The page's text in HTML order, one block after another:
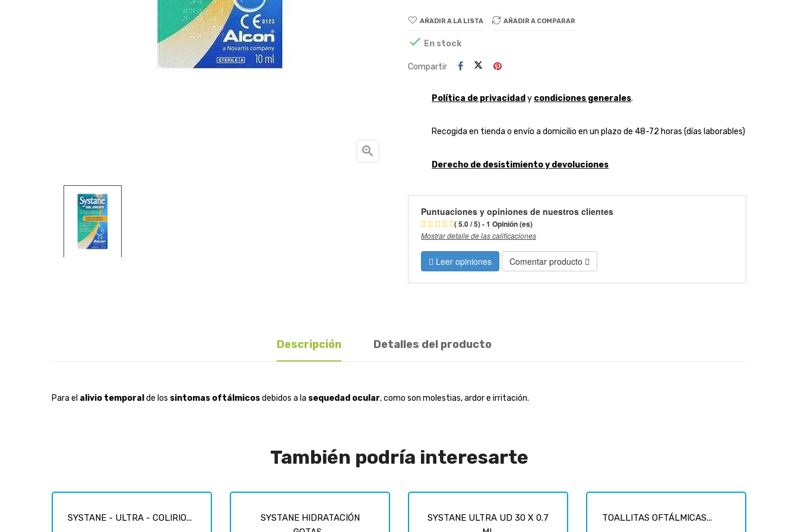

AÑADIR A LA LISTA AÑADIR A COMPARAR
 En stock
Compartir
Política de privacidad y condiciones generales.
Recogida en tienda o envío a domicilio en un plazo de 48-72 horas (días laborables)
Derecho de desistimiento y devoluciones
Puntuaciones y opiniones de nuestros clientes
( 5.0 / 5) - 1 Opinión (es)
Mostrar detalle de las calificaciones
Leer opiniones Comentar producto
Descripción Detalles del producto
Para el alivio temporal de los sintomas oftálmicosdebidos a la sequedad ocular, como son molestias, ardor e irritación.
También podría interesarte
SYSTANE - ULTRA - COLIRIO...
SYSTANE HIDRATACIÓN
SYSTANE ULTRA UD 30 X 0.7
TOALLITAS OFTÁLMICAS...